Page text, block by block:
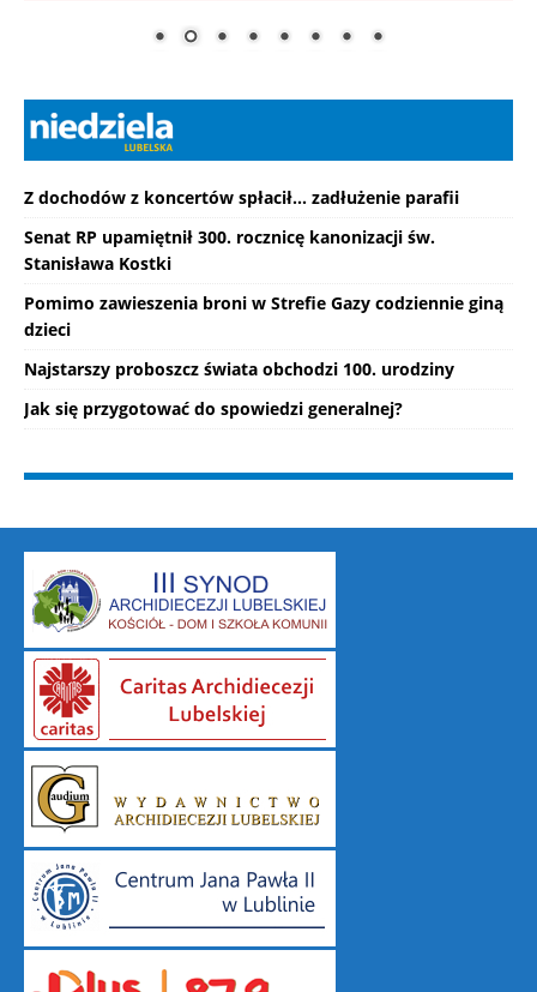
Z dochodów z koncertów spłacił... zadłużenie parafii
Senat RP upamiętnił 300. rocznicę kanonizacji św.
Stanisława Kostki
Pomimo zawieszenia broni w Strefie Gazy codziennie giną
dzieci
Najstarszy proboszcz świata obchodzi 100. urodziny
Jak się przygotować do spowiedzi generalnej?